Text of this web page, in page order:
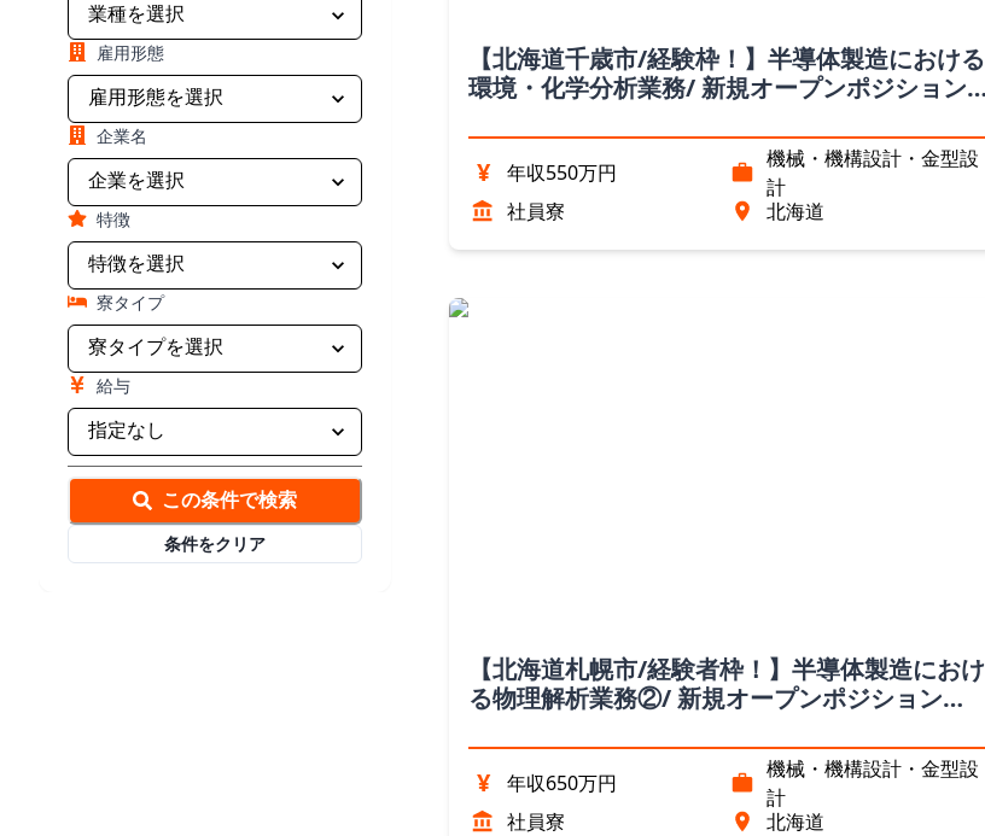
雇用形態
企業名
特徴
寮タイプ
給与
この条件で検索
条件をクリア
【北海道千歳市/経験枠！】半導体製造における
環境・化学分析業務/ 新規オープンポジション
¥
年収550万円
機械・機構設計・金型設
計
社員寮
北海道
【北海道札幌市/経験者枠！】半導体製造におけ
る物理解析業務②/ 新規オープンポジション
¥
年収650万円
機械・機構設計・金型設
計
社員寮
北海道